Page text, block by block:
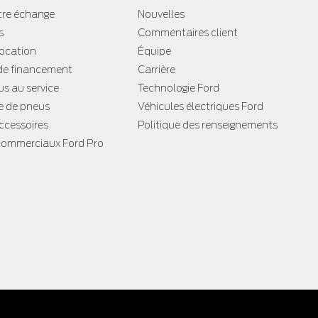
échange
financement
au service
de pneus
Ford Pro
Nouvelles
Commentaires client
Équipe
Carrière
Technologie Ford
Véhicules électriques Ford
Politique des renseignements